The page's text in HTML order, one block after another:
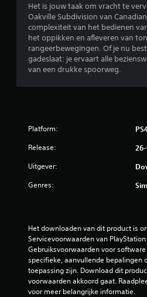
Het is jouw taak om vracht te
Oakville Subdivision van
complexiteit van het bedienen
het oppikken en afleveren van
rangeerbewegingen. Of je nu
gadeslaat: je ervaart alle
van een drukke spoorweg.
Platform:
Release:
Uitgever:
Genres:
Het downloaden van dit product is
Servicevoorwaarden van
Gebruiksvoorwaarden voor
specifieke, aanvullende bepalingen
toepassing zijn. Download dit
voorwaarden akkoord gaat.
voor meer belangrijke informatie.